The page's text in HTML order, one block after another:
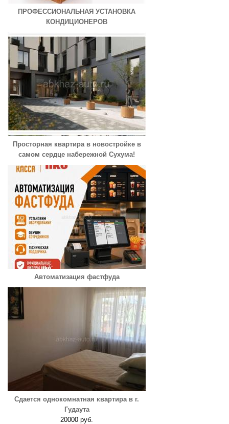
ПРОФЕССИОНАЛЬНАЯ УСТАНОВКА
КОНДИЦИОНЕРОВ
Просторная квартира в новостройке в
самом сердце набережной Сухума!
Автоматизация фастфуда
Сдается однокомнатная квартира в г.
Гудаута
20000 руб.